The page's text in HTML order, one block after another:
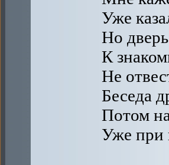
Уже
Но
К
Не
Беседа
Потом
Уже при